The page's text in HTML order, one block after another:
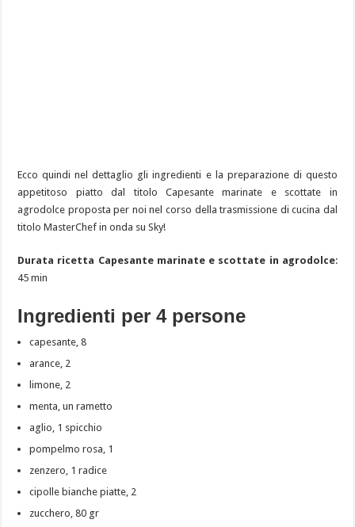
Ecco quindi nel dettaglio gli ingredienti e la preparazione di questo
appetitoso piatto dal titolo Capesante marinate e scottate in
agrodolce proposta per noi nel corso della trasmissione di cucina dal
titolo MasterChef in onda su Sky!
Durata ricetta Capesante marinate e scottate in agrodolce:
45 min
Ingredienti per 4 persone
capesante, 8
arance, 2
limone, 2
menta, un rametto
aglio, 1 spicchio
pompelmo rosa, 1
zenzero, 1 radice
cipolle bianche piatte, 2
zucchero, 80 gr